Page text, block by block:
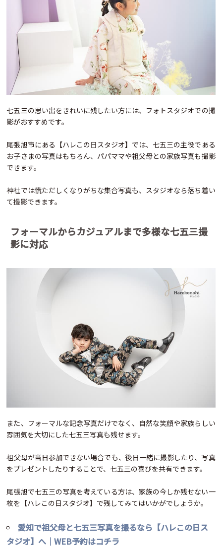
七五三の思い出をきれいに残したい方には、フォトスタジオでの撮
影がおすすめです。
尾張旭市にある【ハレこの日スタジオ】では、七五三の主役である
お子さまの写真はもちろん、パパママや祖父母との家族写真も撮影
できます。
神社では慌ただしくなりがちな集合写真も、スタジオなら落ち着い
て撮影できます。
フォーマルからカジュアルまで多様な七五三撮
影に対応
また、フォーマルな記念写真だけでなく、自然な笑顔や家族らしい
雰囲気を大切にした七五三写真も残せます。
祖父母が当日参加できない場合でも、後日一緒に撮影したり、写真
をプレゼントしたりすることで、七五三の喜びを共有できます。
尾張旭で七五三の写真を考えている方は、家族の今しか残せない一
枚を【ハレこの日スタジオ】で残してみてはいかがでしょうか。
愛知で祖父母と七五三写真を撮るなら【ハレこの日ス
タジオ】へ｜WEB予約はコチラ